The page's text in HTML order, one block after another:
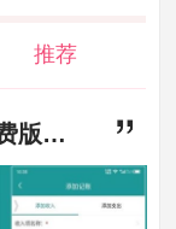
推荐
老板账本,老板账本app免费版下载,老板账本app旧版本下载v1.0